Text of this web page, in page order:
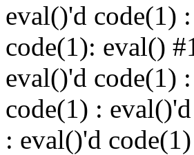
eval()'d code(1)
code(1): eval()
eval()'d code(1)
code(1) :
: eval()'d